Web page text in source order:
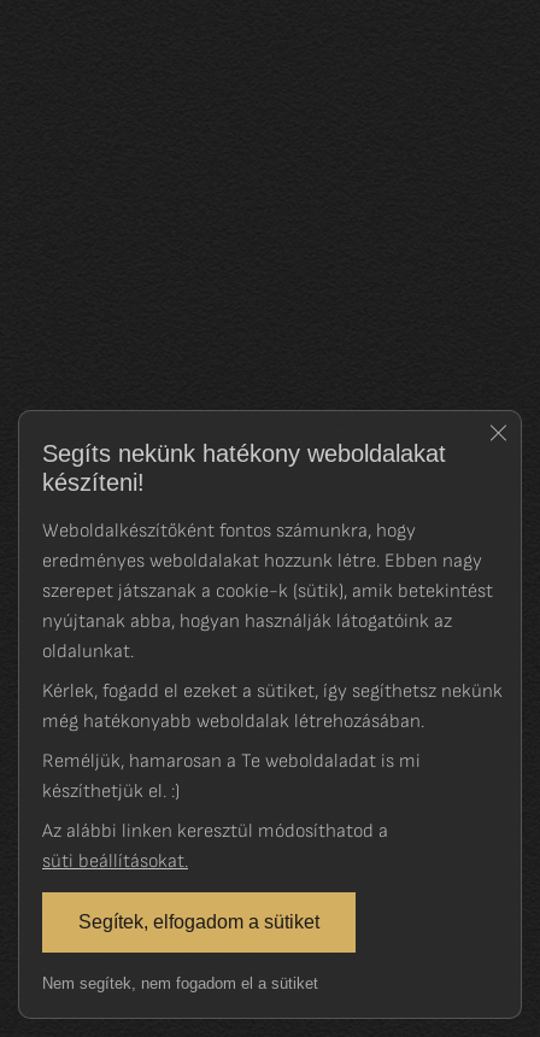
Segíts nekünk hatékony weboldalakat
készíteni!
Weboldalkészítőként fontos számunkra, hogy
eredményes weboldalakat hozzunk létre. Ebben nagy
szerepet játszanak a cookie-k (sütik), amik betekintést
nyújtanak abba, hogyan használják látogatóink az
oldalunkat.
Kérlek, fogadd el ezeket a sütiket, így segíthetsz nekünk
még hatékonyabb weboldalak létrehozásában.
Reméljük, hamarosan a Te weboldaladat is mi
készíthetjük el. :)
Az alábbi linken keresztül módosíthatod a
süti beállításokat.
Segítek, elfogadom a sütiket
Nem segítek, nem fogadom el a sütiket